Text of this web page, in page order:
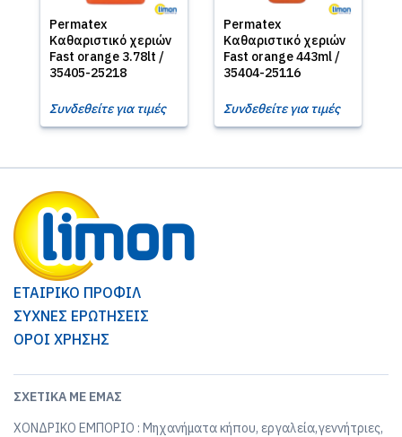
Permatex
Καθαριστικό χεριών
Fast orange 3.78lt /
35405-25218
Συνδεθείτε για τιμές
Permatex
Καθαριστικό χεριών
Fast orange 443ml /
35404-25116
Συνδεθείτε για τιμές
ΕΤΑΙΡΙΚΟ ΠΡΟΦΙΛ
ΣΥΧΝΕΣ ΕΡΩΤΗΣΕΙΣ
ΟΡΟΙ ΧΡΗΣΗΣ
ΣΧΕΤΙΚΆ ΜΕ ΕΜΆΣ
ΧΟΝΔΡΙΚΟ ΕΜΠΟΡΙΟ : Μηχανήματα κήπου, εργαλεία,γεννήτριες,